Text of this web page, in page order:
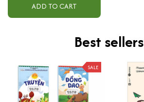
ADD TO CART
Best sellers
SALE